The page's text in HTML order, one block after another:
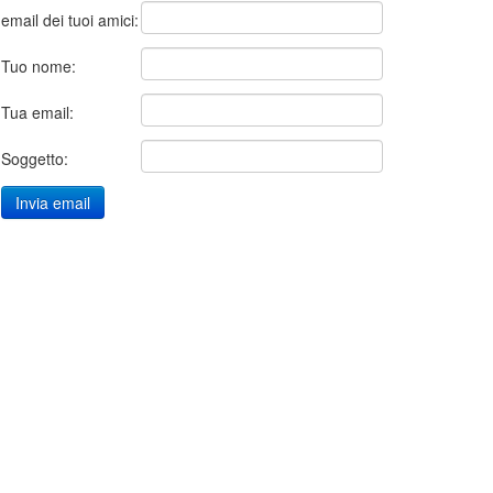
email dei tuoi amici:
Tuo nome:
Tua email:
Soggetto: